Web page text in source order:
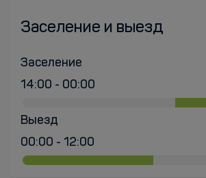
Заселение и выезд
Заселение
14:00 - 00:00
Выезд
00:00 - 12:00